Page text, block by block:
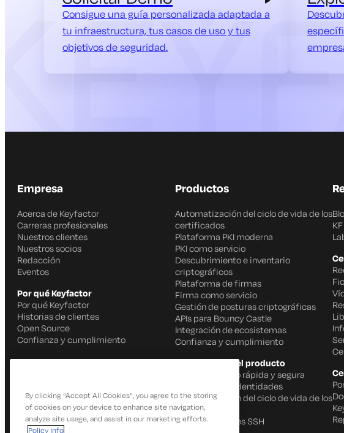
Consigue una guía personalizada adaptada a
tu infraestructura, tus casos de uso y tus
objetivos de seguridad.
Empresa
Acerca de Keyfactor
Carreras profesionales
Nuestros clientes
Nuestros socios
Redacción
Eventos
Por qué Keyfactor
Por qué Keyfactor
Historias de clientes
Open Source
Confianza y cumplimiento
Productos
Automatización del ciclo de vida de los
certificados
Plataforma PKI moderna
PKI como servicio
Descubrimiento e inventario
criptográficos
Plataforma de firmas
Firma como servicio
Gestión de posturas criptográficas
APIs para Bouncy Castle
Integración de ecosistemas
Confianza y cumplimiento
Capacidades del producto
Firma de código rápida y segura
IoT Gestión de identidades
Automatización del ciclo de vida de los
certificados
Gestión de claves SSH
By clicking “Accept All Cookies”, you agree to the storing
of cookies on your device to enhance site navigation,
analyze site usage, and assist in our marketing efforts.
Policy Info